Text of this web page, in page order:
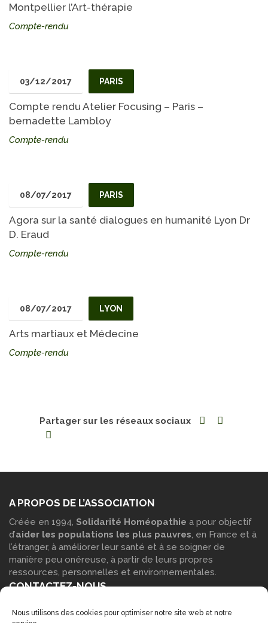
Nous utilisons des cookies pour optimiser notre site web et notre
Montpellier l’Art-thérapie
Compte-rendu
03/12/2017 PARIS
Compte rendu Atelier Focusing – Paris –
bernadette Lambloy
Compte-rendu
08/07/2017 PARIS
Agora sur la santé dialogues en humanité Lyon Dr
D. Eraud
Compte-rendu
08/07/2017 LYON
Arts martiaux et Médecine
Compte-rendu
Partager sur les réseaux sociaux
A PROPOS DE L’ASSOCIATION
Créée en 1994, Solidarité Homéopathie a pour objectif
d’aider les populations les plus pauvres , en France et à
l’étranger, à améliorer leur santé et à se soigner de
manière peu onéreuse, à partir de leurs propres
ressources, personnelles et environnementales.
CONTACTEZ-NOUS
Solidarité Homéopathie – Maison des associations, Parc